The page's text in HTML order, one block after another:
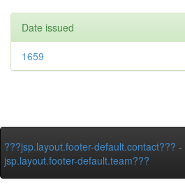
Date issued
1659
???jsp.layout.footer-default.contact??? -
jsp.layout.footer-default.team???